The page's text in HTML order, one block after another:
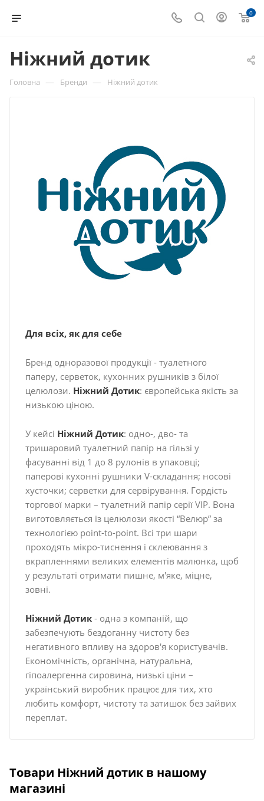
0
Ніжний дотик
Головна — Бренди — Ніжний дотик
Для всіх, як для себе
Бренд одноразової продукції - туалетного
паперу, серветок, кухонних рушників з білої
целюлози. Ніжний Дотик: європейська якість за
низькою ціною.
У кейсі Ніжний Дотик: одно-, дво- та
тришаровий туалетний папір на гільзі у
фасуванні від 1 до 8 рулонів в упаковці;
паперові кухонні рушники V-складання; носові
хусточки; серветки для сервірування. Гордість
торгової марки – туалетний папір серії VІP. Вона
виготовляється із целюлози якості “Велюр” за
технологією point-to-point. Всі три шари
проходять мікро-тиснення і склеювання з
вкрапленнями великих елементів малюнка, щоб
у результаті отримати пишне, м'яке, міцне,
зовні.
Ніжний Дотик- одна з компаній, що
забезпечують бездоганну чистоту без
негативного впливу на здоров'я користувачів.
Економічність, органічна, натуральна,
гіпоалергенна сировина, низькі ціни –
український виробник працює для тих, хто
любить комфорт, чистоту та затишок без зайвих
переплат.
Товари Ніжний дотик в нашому
магазині